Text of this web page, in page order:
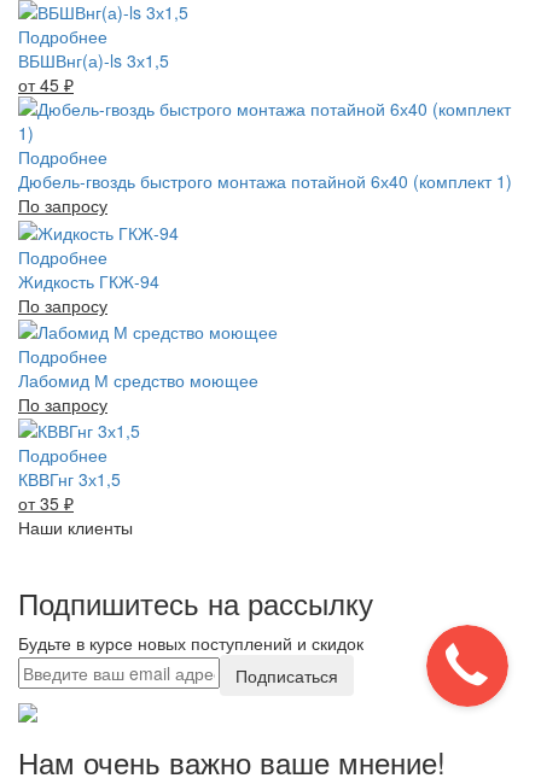
Подробнее
ВБШВнг(а)-ls 3х1,5
от 45 ₽
Подробнее
Дюбель-гвоздь быстрого монтажа потайной 6х40 (комплект 1)
По запросу
Подробнее
Жидкость ГКЖ-94
По запросу
Подробнее
Лабомид М средство моющее
По запросу
Подробнее
КВВГнг 3х1,5
от 35 ₽
Наши клиенты
Подпишитесь на рассылку
Будьте в курсе новых поступлений и скидок
Подписаться
Нам очень важно ваше мнение!